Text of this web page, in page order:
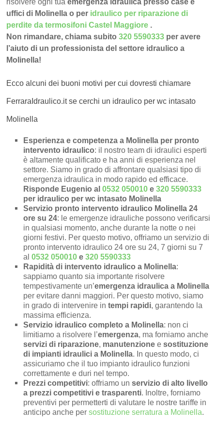
risolvere ogni tuaemergenza idraulica presso case e
uffici di Molinella o per idraulico per riparazione di
perdite da termosifoni Castel Maggiore .
Non rimandare, chiama subito320 5590333 per avere
l’aiuto di un professionista del settore idraulico a
Molinella!
Ecco alcuni dei buoni motivi per cui dovresti chiamare
FerraraIdraulico.it se cerchi un idraulico per wc intasato
Molinella
Esperienza e competenza a Molinella per pronto
intervento idraulico: il nostro team di idraulici esperti
è altamente qualificato e ha anni di esperienza nel
settore. Siamo in grado di affrontare qualsiasi tipo di
emergenza idraulica in modo rapido ed efficace.
Risponde Eugenio al0532 050010 e320 5590333
per idraulico per wc intasato Molinella
Servizio pronto intervento idraulico Molinella 24
ore su 24: le emergenze idrauliche possono verificarsi
in qualsiasi momento, anche durante la notte o nei
giorni festivi. Per questo motivo, offriamo un servizio di
pronto intervento idraulico 24 ore su 24, 7 giorni su 7
al0532 050010 e320 5590333
Rapidità di intervento idraulico a Molinella:
sappiamo quanto sia importante risolvere
tempestivamente un’emergenza idraulica a Molinella
per evitare danni maggiori. Per questo motivo, siamo
in grado di intervenire intempi rapidi, garantendo la
massima efficienza.
Servizio idraulico completo a Molinella: non ci
limitiamo a risolvere l’emergenza, ma forniamo anche
servizi di riparazione, manutenzione esostituzione
di impianti idraulici a Molinella. In questo modo, ci
assicuriamo che il tuo impianto idraulico funzioni
correttamente e duri nel tempo.
Prezzi competitivi: offriamo unservizio di alto livello
a prezzi competitivi e trasparenti. Inoltre, forniamo
preventivi per permetterti di valutare le nostre tariffe in
anticipo anche persostituzione serratura a Molinella.